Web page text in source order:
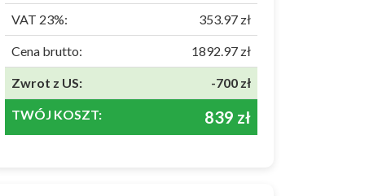
VAT 23%: 353.97 zł
Cena brutto: 1892.97 zł
Zwrot z US: -700 zł
TWÓJ KOSZT: 839 zł